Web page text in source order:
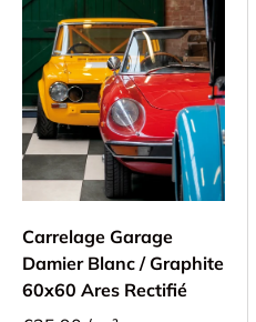
Carrelage Garage
Damier Blanc / Graphite
60x60 Ares Rectifié